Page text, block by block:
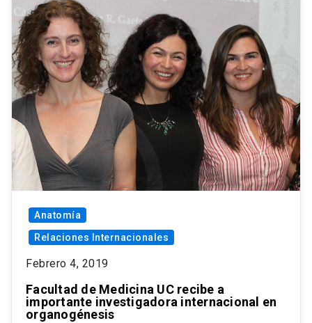
Anatomía
Relaciones Internacionales
Febrero 4, 2019
Facultad de Medicina UC recibe a
importante investigadora internacional en
organogénesis